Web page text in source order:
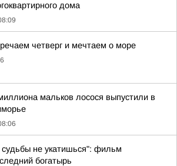
дома
четверг и мечтаем о море
мальков лосося выпустили в
не укатишься": фильм
богатырь